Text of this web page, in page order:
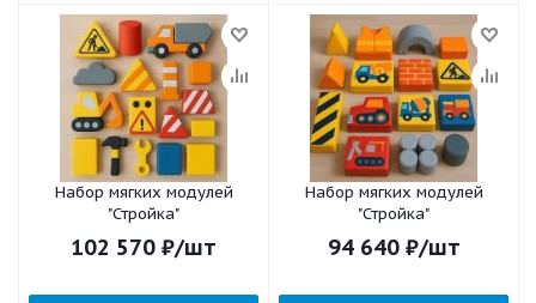
Набор мягких модулей
"Стройка"
102 570 ₽/шт
Набор мягких модулей
"Стройка"
94 640₽/шт